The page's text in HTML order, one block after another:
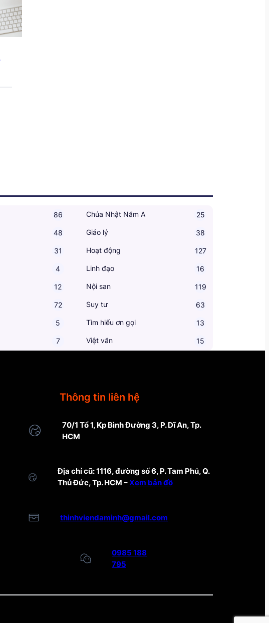
86 Chúa Nhật Năm A 25
48 Giáo lý 38
31 Hoạt động 127
4 Linh đạo 16
12 Nội san 119
72 Suy tư 63
5 Tìm hiểu ơn gọi 13
7 Việt văn 15
Thông tin liên hệ
70/1 Tổ 1, Kp Bình Đường 3, P. Dĩ An, Tp.
HCM
Địa chỉ cũ: 1116, đường số 6, P. Tam Phú, Q.
Thủ Đức, Tp. HCM –Xem bản đồ
thinhviendaminh@gmail.com
0985 188
795